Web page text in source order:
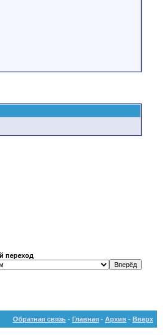
переход
Обратная связь - Главная - Архив - Вверх